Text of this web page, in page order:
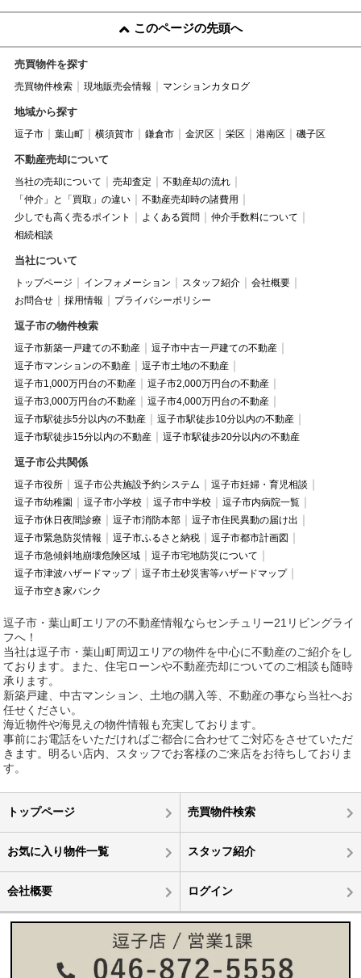
このページの先頭へ
売買物件を探す
売買物件検索 現地販売会情報 マンションカタログ
地域から探す
逗子市 葉山町 横須賀市 鎌倉市 金沢区 栄区 港南区 磯子区
不動産売却について
当社の売却について 売却査定
不動産却の流れ
「仲介」と「買取」の違い
不動産売却時の諸費用
少しでも高く売るポイント
よくある質問
仲介手数料について
相続相談
当社について
トップページ インフォメーション スタッフ紹介
会社概要
お問合せ
採用情報 プライバシーポリシー
逗子市の物件検索
逗子市新築一戸建ての不動産
逗子市中古一戸建ての不動産
逗子市マンションの不動産
逗子市土地の不動産
逗子市1,000万円台の不動産
逗子市2,000万円台の不動産
逗子市3,000万円台の不動産
逗子市4,000万円台の不動産
逗子市駅徒歩5分以内の不動産
逗子市駅徒歩10分以内の不動産
逗子市駅徒歩15分以内の不動産
逗子市駅徒歩20分以内の不動産
逗子市公共関係
逗子市役所 逗子市公共施設予約システム
逗子市妊婦・育児相談
逗子市幼稚園
逗子市小学校 逗子市中学校
逗子市内病院一覧
逗子市休日夜間診療
逗子市消防本部
逗子市住民異動の届け出
逗子市緊急防災情報
逗子市ふるさと納税
逗子市都市計画図
逗子市急傾斜地崩壊危険区域
逗子市宅地防災について
逗子市津波ハザードマップ
逗子市土砂災害等ハザードマップ
逗子市空き家バンク
逗子市・葉山町エリアの不動産情報ならセンチュリー21リビングライ
フへ！
当社は逗子市・葉山町周辺エリアの物件を中心に不動産のご紹介をし
ております。また、住宅ローンや不動産売却についてのご相談も随時
承ります。
新築戸建、中古マンション、土地の購入等、不動産の事なら当社へお
任せください。
海近物件や海見えの物件情報も充実しております。
事前にお電話をいただければご都合に合わせてご対応をさせていただ
きます。明るい店内、スタッフでお客様のご来店をお待ちしておりま
す。
トップページ 売買物件検索
お気に入り物件一覧 スタッフ紹介
会社概要 ログイン